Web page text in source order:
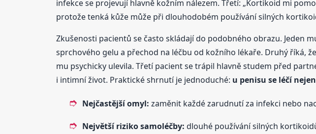
infekce se projevují hlavně kožním nálezem. Třetí: „Kortikoid mi
protože tenká kůže může při dlouhodobém používání silných
Zkušenosti pacientů se často skládají do podobného obrazu. Jeden
sprchového gelu a přechod na léčbu od kožního lékaře. Druhý říká,
mu psychicky ulevila. Třetí pacient se trápil hlavně studem před
i intimní život. Praktické shrnutí je jednoduché: u penisu se léčí
Nejčastější omyl: zaměnit každé zarudnutí za infekci nebo
Největší riziko samoléčby: dlouhé používání silných